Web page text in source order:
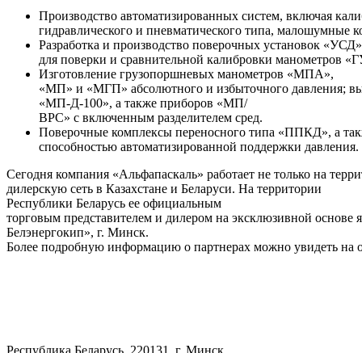
Производство автоматизированных систем, включая
гидравлического и пневматического типа,
Разработка и производство поверочных установок
для поверки и сравнительной калибровки манометров
Изготовление грузопоршневых манометров «МПА»,
«МП» и «МГП» абсолютного и избыточного давления;
«МП-Д-100», а также приборов «МП/
ВРС» с включенным разделителем сред.
Поверочные комплексы переносного типа «ППКД», а
способностью автоматизированной поддержки давления.
Сегодня компания «Альфапаскаль» работает не только на
дилерскую сеть в Казахстане и Беларуси. На территории
Республики Беларусь ее официальным
торговым представителем и дилером на эксклюзивной
Белэнергокип», г. Минск.
Более подробную информацию о партнерах можно увидеть на
Республика Беларусь, 220131, г. Минск,